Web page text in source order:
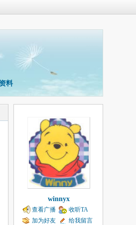
料
winnyx
查看广播
收听TA
加为好友
给我留言